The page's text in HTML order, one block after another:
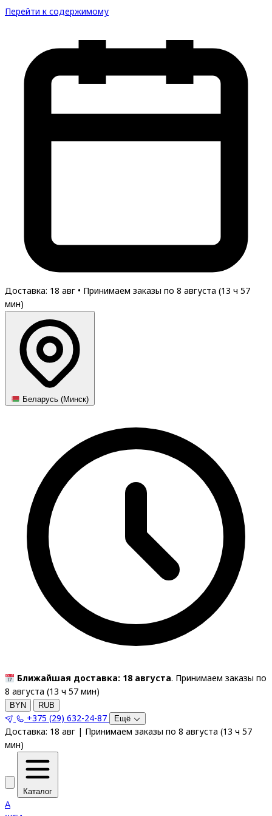
Перейти к содержимому
Доставка: 18 авг • Принимаем заказы по 8 августа (13 ч 57
мин)
Беларусь (Минск)
Ближайшая доставка: 18 августа. Принимаем заказы по
8 августа (13 ч 57 мин)
BYN RUB
+375 (29) 632-24-87 Ещё
Доставка: 18 авг | Принимаем заказы по 8 августа (13 ч 57
мин)
Каталог
A